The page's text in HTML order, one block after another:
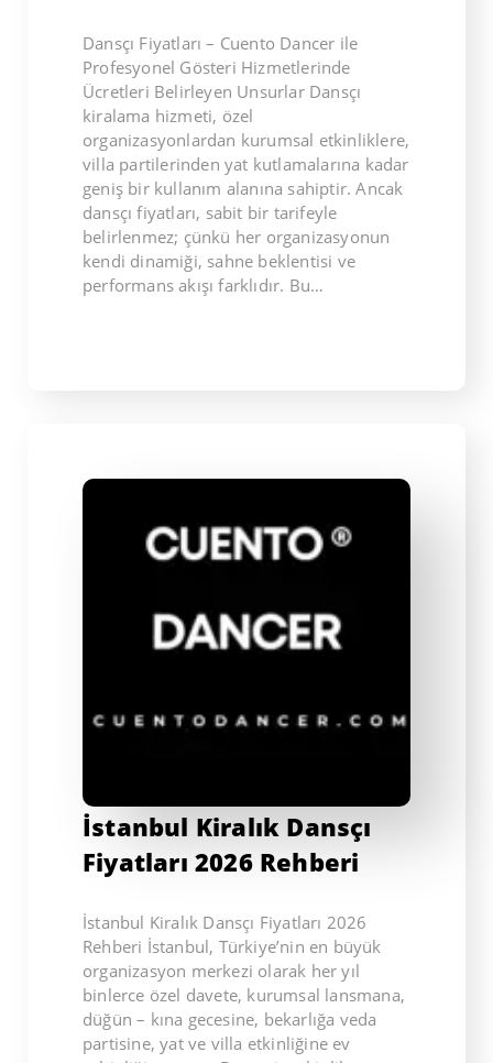
Dansçı Fiyatları – Cuento Dancer ile
Profesyonel Gösteri Hizmetlerinde
Ücretleri Belirleyen Unsurlar Dansçı
kiralama hizmeti, özel
organizasyonlardan kurumsal etkinliklere,
villa partilerinden yat kutlamalarına kadar
geniş bir kullanım alanına sahiptir. Ancak
dansçı fiyatları, sabit bir tarifeyle
belirlenmez; çünkü her organizasyonun
kendi dinamiği, sahne beklentisi ve
performans akışı farklıdır. Bu…
İstanbul Kiralık Dansçı
Fiyatları 2026 Rehberi
İstanbul Kiralık Dansçı Fiyatları 2026
Rehberi İstanbul, Türkiye’nin en büyük
organizasyon merkezi olarak her yıl
binlerce özel davete, kurumsal lansmana,
düğün – kına gecesine, bekarlığa veda
partisine, yat ve villa etkinliğine ev